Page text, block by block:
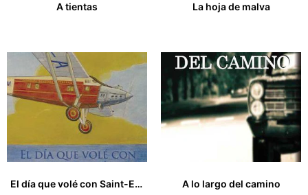
A tientas
La hoja de malva
El día que volé con Saint-Exupéry y otros cuentos de aviación
A lo largo del camino